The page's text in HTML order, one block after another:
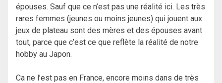
épouses. Sauf que ce n’est pas une réalité ici. Les très
rares femmes (jeunes ou moins jeunes) qui jouent aux
jeux de plateau sont des mères et des épouses avant
tout, parce que c’est ce que reflète la réalité de notre
hobby au Japon.
Ca ne l’est pas en France, encore moins dans de très